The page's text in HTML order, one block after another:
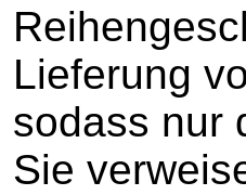
Lieferung
sodass nur
Sie